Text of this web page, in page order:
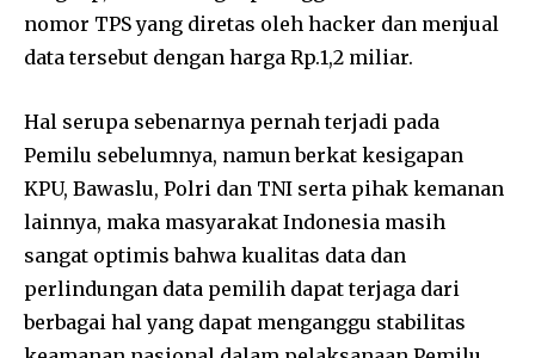
nomor TPS yang diretas oleh hacker dan menjual
data tersebut dengan harga Rp.1,2 miliar.
Hal serupa sebenarnya pernah terjadi pada
Pemilu sebelumnya, namun berkat kesigapan
KPU, Bawaslu, Polri dan TNI serta pihak kemanan
lainnya, maka masyarakat Indonesia masih
sangat optimis bahwa kualitas data dan
perlindungan data pemilih dapat terjaga dari
berbagai hal yang dapat menganggu stabilitas